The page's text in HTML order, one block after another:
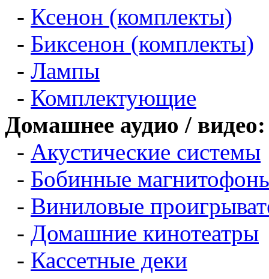
- Ксенон (комплекты)
- Биксенон (комплекты)
- Лампы
- Комплектующие
Домашнее аудио / видео:
- Акустические системы
- Бобинные
- Виниловые
- Домашние кинотеатры
- Кассетные деки